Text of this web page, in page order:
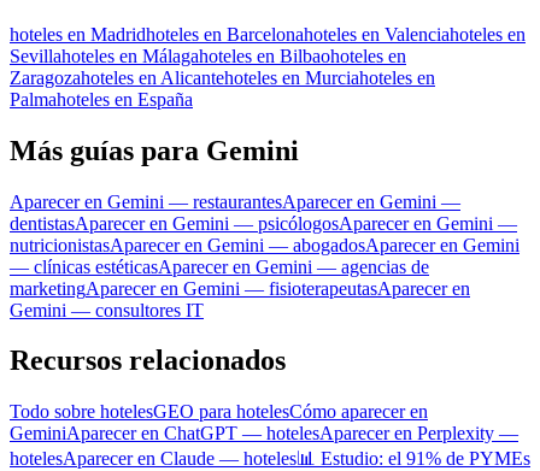
hoteles en Madridhoteles en Barcelonahoteles en Valenciahoteles en
Sevillahoteles en Málagahoteles en Bilbaohoteles en
Zaragozahoteles en Alicantehoteles en Murciahoteles en
Palmahoteles en España
Más guías para Gemini
Aparecer en Gemini — restaurantesAparecer en Gemini —
dentistasAparecer en Gemini — psicólogosAparecer en Gemini —
nutricionistasAparecer en Gemini — abogadosAparecer en Gemini
— clínicas estéticasAparecer en Gemini — agencias de
marketingAparecer en Gemini — fisioterapeutasAparecer en
Gemini — consultores IT
Recursos relacionados
Todo sobre hotelesGEO para hotelesCómo aparecer en
GeminiAparecer en ChatGPT — hotelesAparecer en Perplexity —
hotelesAparecer en Claude — hoteles📊 Estudio: el 91% de PYMEs